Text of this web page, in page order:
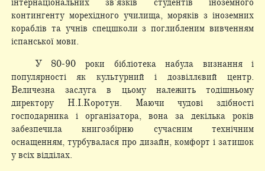
інтернаціональних зв’язків студентів іноземного
контингенту морехідного училища, моряків з іноземних
кораблів та учнів спецшколи з поглибленим вивченням
іспанської мови.
У 80-90 роки бібліотека набула визнання і
популярності як культурний і дозвіллєвий центр.
Величезна заслуга в цьому належить тодішньому
директору Н.І.Коротун. Маючи чудові здібності
господарника і організатора, вона за декілька років
забезпечила книгозбірню сучасним технічним
оснащенням, турбувалася про дизайн, комфорт і затишок
у всіх відділах.